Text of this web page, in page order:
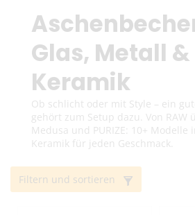
K
a
t
e
g
o
r
Glas, Metall &
Keramik
Ob schlicht oder mit Style – ein
gehört zum Setup dazu. Von RAW
Medusa und PURIZE: 10+ Modelle
Keramik für jeden Geschmack.
Filtern und sortieren